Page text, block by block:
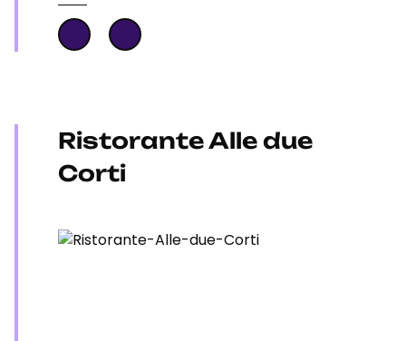
Ristorante Alle due
Corti